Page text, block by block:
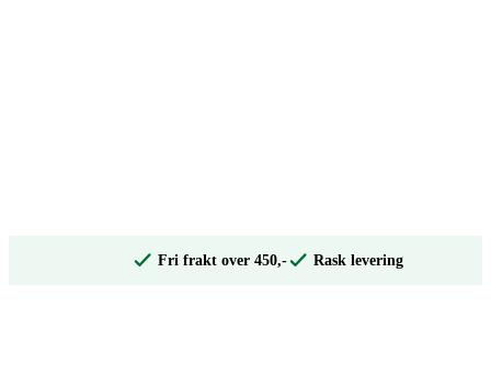
Fri frakt over 450,- Rask levering